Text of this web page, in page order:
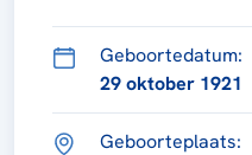
Geboortedatum:
29 oktober 1921
Geboorteplaats: